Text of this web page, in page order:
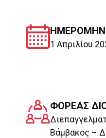
1 Απριλίου
ΦΟΡΕΑΣ
Βάμβακος –